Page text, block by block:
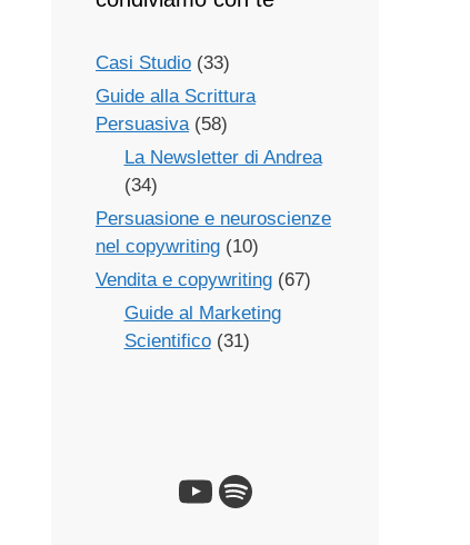
Casi Studio (33)
Guide alla Scrittura
Persuasiva(58)
La Newsletter di Andrea
(34)
Persuasione e neuroscienze
nel copywriting (10)
Vendita e copywriting (67)
Guide al Marketing
Scientifico(31)
YouTube
Spotify